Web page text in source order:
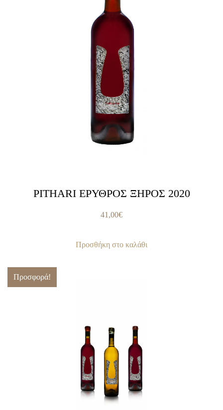
PITHARI ΕΡΥΘΡΟΣ ΞΗΡΟΣ 2020
41,00€
Προσθήκη στο καλάθι
Προσφορά!